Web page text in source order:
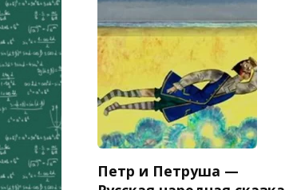
Петр и Петруша —